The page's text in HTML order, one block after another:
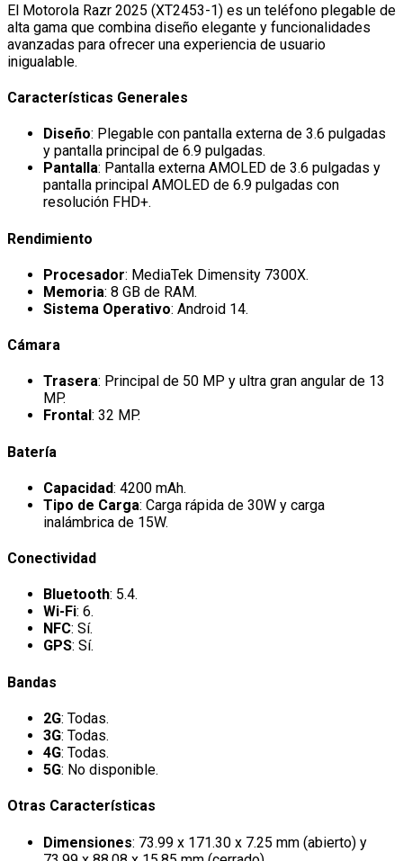
El Motorola Razr 2025 (XT2453-1) es un teléfono plegable de
alta gama que combina diseño elegante y funcionalidades
avanzadas para ofrecer una experiencia de usuario
inigualable.
Características Generales
Diseño: Plegable con pantalla externa de 3.6 pulgadas
y pantalla principal de 6.9 pulgadas.
Pantalla: Pantalla externa AMOLED de 3.6 pulgadas y
pantalla principal AMOLED de 6.9 pulgadas con
resolución FHD+.
Rendimiento
Procesador: MediaTek Dimensity 7300X.
Memoria: 8 GB de RAM.
Sistema Operativo: Android 14.
Cámara
Trasera: Principal de 50 MP y ultra gran angular de 13
MP.
Frontal : 32 MP.
Batería
Capacidad: 4200 mAh.
Tipo de Carga: Carga rápida de 30W y carga
inalámbrica de 15W.
Conectividad
Bluetooth: 5.4.
Wi-Fi: 6.
NFC: Sí.
GPS: Sí.
Bandas
2G: Todas.
3G: Todas.
4G: Todas.
5G: No disponible.
Otras Características
Dimensiones: 73.99 x 171.30 x 7.25 mm (abierto) y